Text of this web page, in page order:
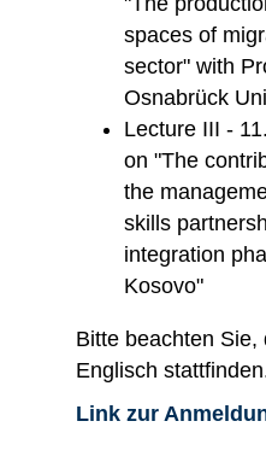
spaces of
sector" with
Osnabrück
Lecture III -
on "The
the
skills
integration
Kosovo"
Bitte beachten Sie,
Englisch
Link zur